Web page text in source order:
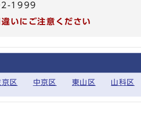
1999
いにご注意ください
京区 中京区 東山区 山科区